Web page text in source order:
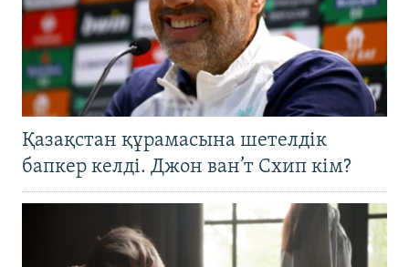
Қазақстан құрамасына шетелдік
бапкер келді. Джон ван’т Схип кім?